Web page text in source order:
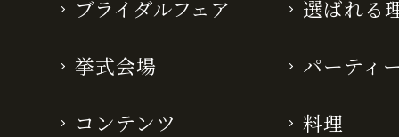
ブライダルフェア 選ばれる
挙式会場 パーティ
コンテンツ 料理